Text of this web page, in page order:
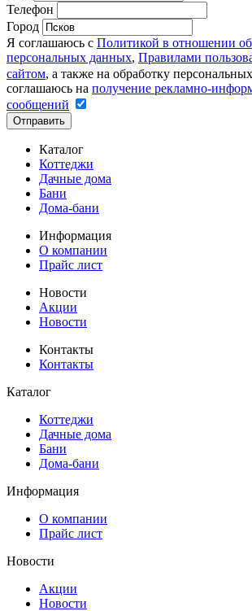
Телефон
Город
Я соглашаюсь с Политикой в отношении
персональных данных, Правилами
сайтом, а также на обработку
соглашаюсь на получение рекламно-
сообщений
Отправить
Каталог
Коттеджи
Дачные дома
Бани
Дома-бани
Информация
О компании
Прайс лист
Новости
Акции
Новости
Контакты
Контакты
Каталог
Коттеджи
Дачные дома
Бани
Дома-бани
Информация
О компании
Прайс лист
Новости
Акции
Новости